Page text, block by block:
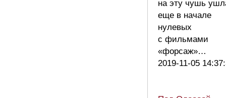
на эту чушь
еще в начале
нулевых
с фильмами
«форсаж»…
2019-11-05